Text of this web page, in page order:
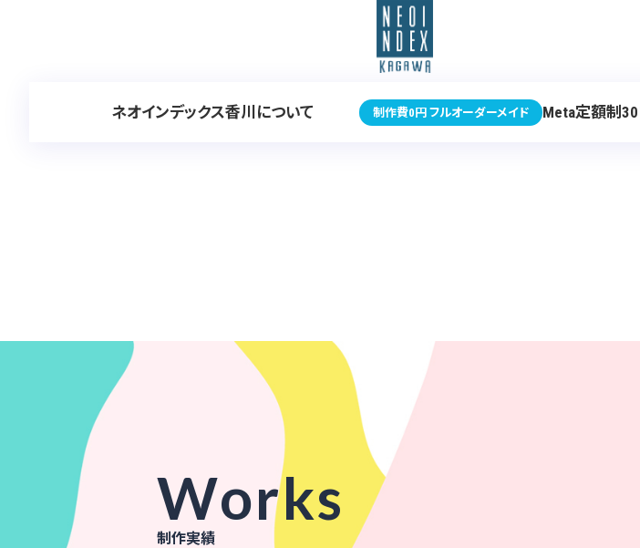
ネオインデックス香川について 制作費0円 フルオーダーメイド Meta定額制
Works
制作実績